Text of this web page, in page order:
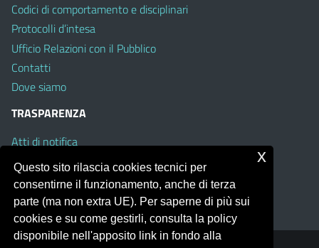
Codici di comportamento e disciplinari
Protocolli d’intesa
Ufficio Relazioni con il Pubblico
Contatti
Dove siamo
TRASPARENZA
Atti di notifica
Albo on line
Amministrazione Trasparente
Obiettivi di Accessibilità
Questo sito rilascia cookies tecnici per
consentirne il funzionamento, anche di terza
parte (ma non extra UE). Per saperne di più sui
cookies e su come gestirli, consulta la policy
disponibile nell'apposito link in fondo alla
x